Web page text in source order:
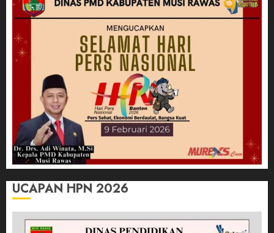
UCAPAN HPN 2026